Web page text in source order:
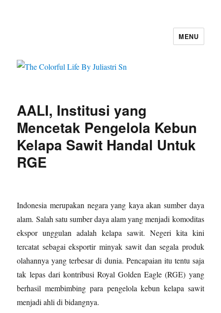
The Colorful Life By Juliastri SnMENU
AALI, Institusi yang
Mencetak Pengelola Kebun
Kelapa Sawit Handal Untuk
RGE
Indonesia merupakan negara yang kaya akan sumber daya
alam. Salah satu sumber daya alam yang menjadi komoditas
ekspor unggulan adalah kelapa sawit. Negeri kita kini
tercatat sebagai eksportir minyak sawit dan segala produk
olahannya yang terbesar di dunia. Pencapaian itu tentu saja
tak lepas dari kontribusi Royal Golden Eagle (RGE) yang
berhasil membimbing para pengelola kebun kelapa sawit
menjadi ahli di bidangnya.